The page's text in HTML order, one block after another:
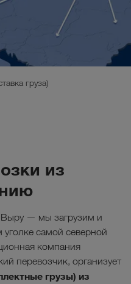
груза)
из
Выру — мы загрузим и
самой северной
компания
перевозчик, организует
грузы) из